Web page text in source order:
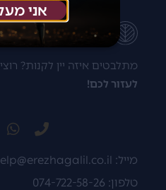
מתלבטים איזה יין לקנות?
לעזור לכם!
מייל:
טלפון: 074-722-58-26
אני מעל